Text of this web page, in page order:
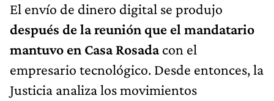
El envío de dinero digital se produjo
después de la reunión que el mandatario
mantuvo en Casa Rosadacon el
empresario tecnológico. Desde entonces, la
Justicia analiza los movimientos